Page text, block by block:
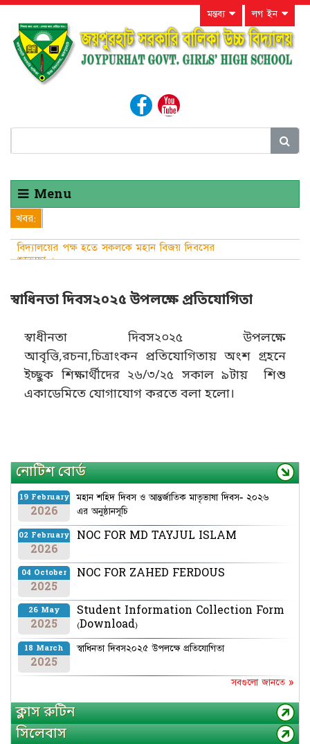
মন্তব্য লগ ইন
Menu
খবর:
বিদ্যালয়ের পক্ষ হতে সকলকে মহান বিজয় দিবসের
শুভেচ্ছা ।
স্বাধিনতা দিবস২০২৫ উপলক্ষে প্রতিযোগিতা
স্বাধীনতা দিবস২০২৫ উপলক্ষে
আবৃত্তি,রচনা,চিত্রাংকন প্রতিযোগিতায় অংশ গ্রহনে
ইচ্ছুক শিক্ষার্থীদের ২৬/৩/২৫ সকাল ৯টায় শিশু
একাডেমিতে যোগাযোগ করতে বলা হলো।
নোটিশ বোর্ড
19 February
2026
মহান শহিদ দিবস ও আন্তর্জাতিক মাতৃভাষা দিবস- ২০২৬
এর অনুষ্ঠানসূচি
02 February
2026
NOC FOR MD TAYJUL ISLAM
04 October
2025
NOC FOR ZAHED FERDOUS
26 May
2025
Student Information Collection Form
(Download)
18 March
2025
স্বাধিনতা দিবস২০২৫ উপলক্ষে প্রতিযোগিতা
সবগুলো জানতে »
ক্লাস রুটিন
সিলেবাস